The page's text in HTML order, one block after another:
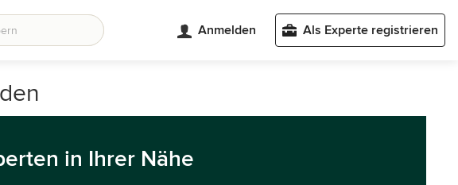
Anmelden Als Experte registrieren
in Ihrer Nähe